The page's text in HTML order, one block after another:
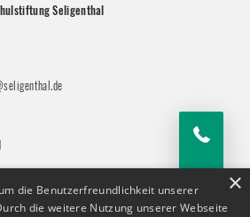
Seligenthal
×
die Benutzerfreundlichkeit unserer
die weitere Nutzung unserer Webseite